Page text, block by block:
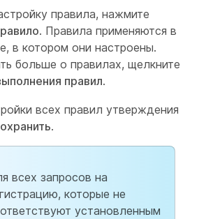
правила, нажмите
. Правила применяются в
в котором они настроены.
больше о правилах, щелкните
правил.
всех правил утверждения
.
всех запросов на
которые не
установленным